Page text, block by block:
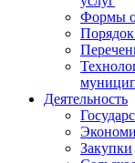
Формы
Деятельность
Закупки